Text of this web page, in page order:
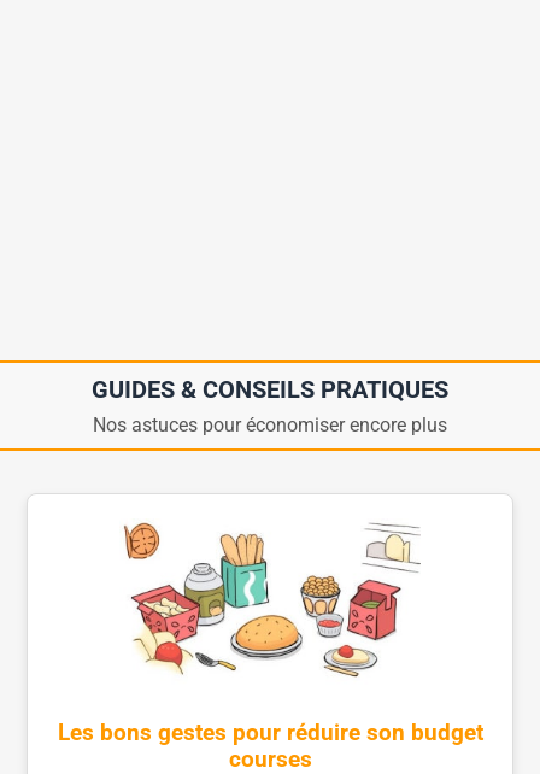
GUIDES & CONSEILS PRATIQUES
Nos astuces pour économiser encore plus
Les bons gestes pour réduire son budget
courses